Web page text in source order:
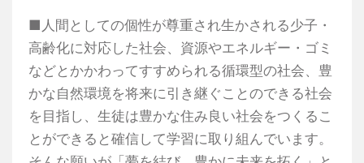
■人間としての個性が尊重され生かされる少子・
高齢化に対応した社会、資源やエネルギー・ゴミ
などとかかわってすすめられる循環型の社会、豊
かな自然環境を将来に引き継ぐことのできる社会
を目指し、生徒は豊かな住み良い社会をつくるこ
とができると確信して学習に取り組んでいます。